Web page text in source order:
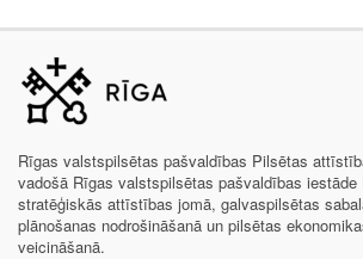
Rīgas valstspilsētas pašvaldības Pilsētas
vadošā Rīgas valstspilsētas pašvaldības iestāde
stratēģiskās attīstības jomā, galvaspilsētas
plānošanas nodrošināšanā un pilsētas
veicināšanā.